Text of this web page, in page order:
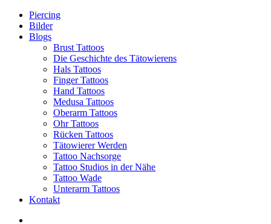
Piercing
Bilder
Blogs
Brust Tattoos
Die Geschichte des Tätowierens
Hals Tattoos
Finger Tattoos
Hand Tattoos
Medusa Tattoos
Oberarm Tattoos
Ohr Tattoos
Rücken Tattoos
Tätowierer Werden
Tattoo Nachsorge
Tattoo Studios in der Nähe
Tattoo Wade
Unterarm Tattoos
Kontakt